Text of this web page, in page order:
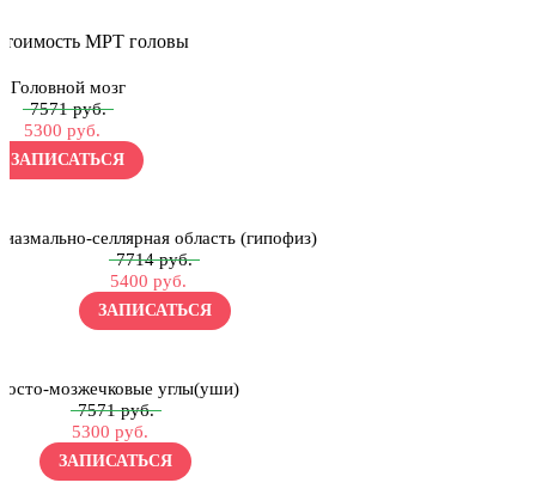
МРТ головы
Головной мозг
7571 руб.
5300 руб.
ЗАПИСАТЬСЯ
селлярная область (гипофиз)
7714 руб.
5400 руб.
ЗАПИСАТЬСЯ
мозжечковые углы(уши)
7571 руб.
5300 руб.
ЗАПИСАТЬСЯ